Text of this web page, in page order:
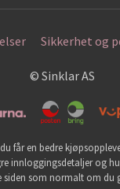
Sikkerhet og
© Sinklar AS
får en bedre
innloggingsdetaljer og
siden som normalt om du